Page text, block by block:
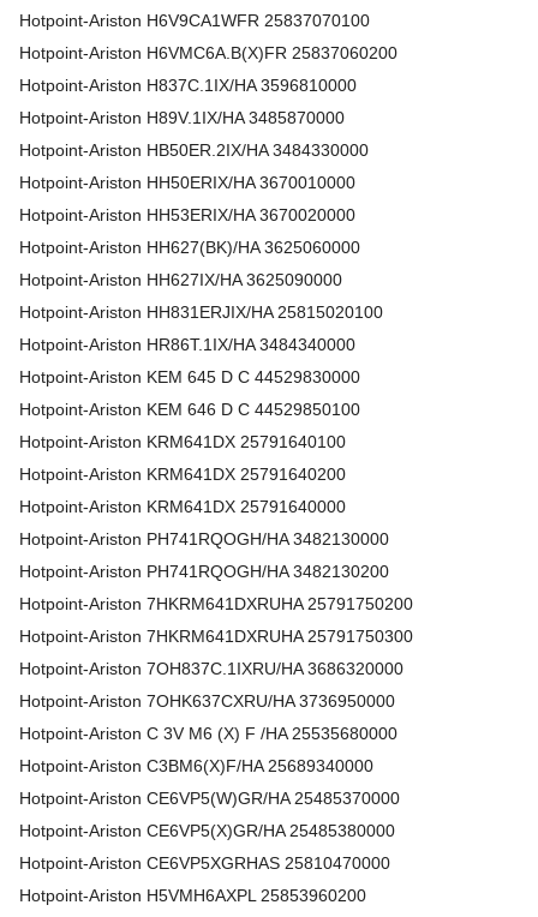
Hotpoint-Ariston H6V9CA1WFR 25837070100
Hotpoint-Ariston H6VMC6A.B(X)FR 25837060200
Hotpoint-Ariston H837C.1IX/HA 3596810000
Hotpoint-Ariston H89V.1IX/HA 3485870000
Hotpoint-Ariston HB50ER.2IX/HA 3484330000
Hotpoint-Ariston HH50ERIX/HA 3670010000
Hotpoint-Ariston HH53ERIX/HA 3670020000
Hotpoint-Ariston HH627(BK)/HA 3625060000
Hotpoint-Ariston HH627IX/HA 3625090000
Hotpoint-Ariston HH831ERJIX/HA 25815020100
Hotpoint-Ariston HR86T.1IX/HA 3484340000
Hotpoint-Ariston KEM 645 D C 44529830000
Hotpoint-Ariston KEM 646 D C 44529850100
Hotpoint-Ariston KRM641DX 25791640100
Hotpoint-Ariston KRM641DX 25791640200
Hotpoint-Ariston KRM641DX 25791640000
Hotpoint-Ariston PH741RQOGH/HA 3482130000
Hotpoint-Ariston PH741RQOGH/HA 3482130200
Hotpoint-Ariston 7HKRM641DXRUHA 25791750200
Hotpoint-Ariston 7HKRM641DXRUHA 25791750300
Hotpoint-Ariston 7OH837C.1IXRU/HA 3686320000
Hotpoint-Ariston 7OHK637CXRU/HA 3736950000
Hotpoint-Ariston C 3V M6 (X) F /HA 25535680000
Hotpoint-Ariston C3BM6(X)F/HA 25689340000
Hotpoint-Ariston CE6VP5(W)GR/HA 25485370000
Hotpoint-Ariston CE6VP5(X)GR/HA 25485380000
Hotpoint-Ariston CE6VP5XGRHAS 25810470000
Hotpoint-Ariston H5VMH6AXPL 25853960200